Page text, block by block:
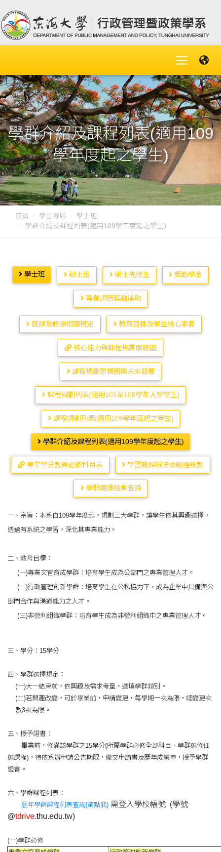
學群介紹及課程列表(適用109
學年度起之學生)
首頁 學生專區
學士班
學群介紹及課程列表(適用109學年度起之學生)
學士班 碩士班 碩士先修生 獎助學金
專業證照獎勵補助
選課及修課相關規定 教育目標及學生核心素養
核心能力與課程規劃關聯圖
課程規劃架構圖與未來發展
課程規劃列表(適用101至108學年入學學生)
課程規劃列表(適用109學年度起之學生)
學群介紹及課程列表(適用109學年度起之學生)
畢業學分數與必修科目表 學習護照辦法及認證點數
學群選擇結果查詢
一、宗旨：本系自109學年度起，規劃三大學群，讓學生依其興趣選擇，
透過有系統之學習，深化其專業能力。
二、教育目標：
(一)專業文官育成學群：培育學生成為公部門之專業管理人才。
(二)行政管理創新學群：培育學生在公私協力下，成為企業中具備與公
部門合作與溝通能力之人才。
(三)非營利組織學群：培育學生成為非營利組織中之專業管理人才。
三、學分：15學分
四、學群選擇規定：
(一)大一結束前，依興趣及需求考量，選填學群類別。
(二)若興趣改變，可於畢業前，申請變更，每學期一次為限，總變更次
數3次為限。
五、授予證書：
畢業前，修滿該學群之15學分(所屬學群必修全部科目、學群選修任
選課程)，得依系辦申請公告期限，繳交申請書及歷年成績單，授予學群
證書。
六、學群課程列表：
歷年學群課程列表查詢(請點我) 需登入學校帳號 (學號
@tdrive.thu.edu.tw)
(一)學群必修